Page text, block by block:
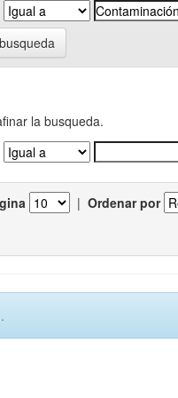
la busqueda.
| Ordenar por